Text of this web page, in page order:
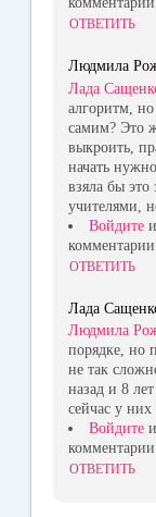
ОТВЕТИТЬ
Людмила
Лада
алгоритм,
самим? Это
выкроить,
начать
взяла бы это
учителями,
Войдите
комментарии
ОТВЕТИТЬ
Лада
Людмила
порядке, но
не так
назад и 8
сейчас у
Войдите
комментарии
ОТВЕТИТЬ